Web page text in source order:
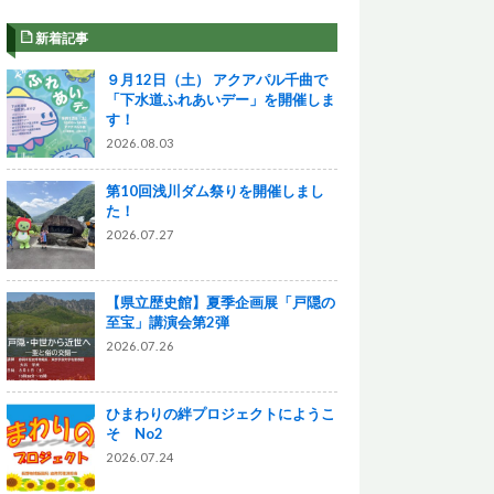
新着記事
９月12日（土） アクアパル千曲で
「下水道ふれあいデー」を開催しま
す！
2026.08.03
第10回浅川ダム祭りを開催しまし
た！
2026.07.27
【県立歴史館】夏季企画展「戸隠の
至宝」講演会第2弾
2026.07.26
ひまわりの絆プロジェクトにようこ
そ No2
2026.07.24